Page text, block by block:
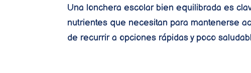
Una lonchera escolar bien equilibrada es
nutrientes que necesitan para mantenerse
de recurrir a opciones rápidas y poco